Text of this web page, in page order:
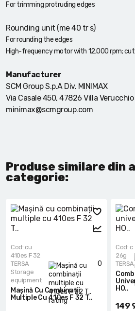
For trimming protruding edges
Rounding unit (me 40 tr s)
For rounding the edges
High-frequency motor with 12,000 rpm;
Manufacturer
SCM Group S.p.A Div. MINIMAX
Via Casale 450, 47826 Villa Verucchio
minimax@scmgroup.com
Produse similare din
categorie:
0
Cod: cu
410es F 32
TERSA
Storage
equipment
Mașină Cu Combinații
Multiple Cu 410es F 32 T..
Cod: c
26g
TERSA
HO..
149